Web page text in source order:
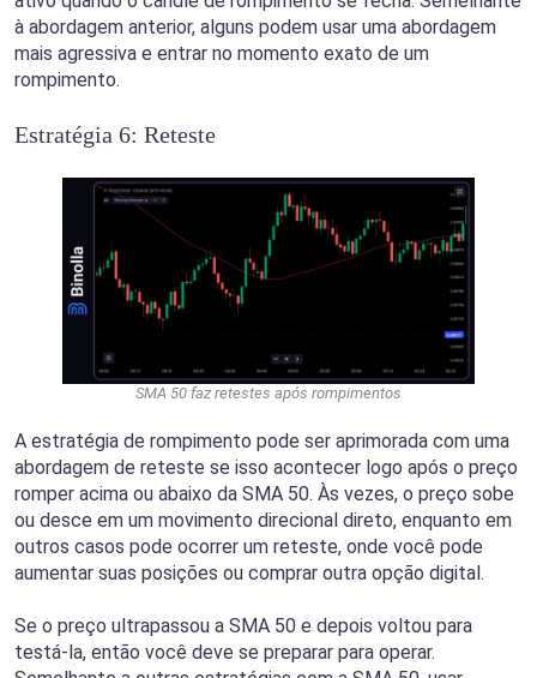
à abordagem anterior, alguns podem usar uma abordagem
mais agressiva e entrar no momento exato de um
rompimento.
Estratégia 6: Reteste
SMA 50 faz retestes após rompimentos
A estratégia de rompimento pode ser aprimorada com uma
abordagem de reteste se isso acontecer logo após o preço
romper acima ou abaixo da SMA 50. Às vezes, o preço sobe
ou desce em um movimento direcional direto, enquanto em
outros casos pode ocorrer um reteste, onde você pode
aumentar suas posições ou comprar outra opção digital.
Se o preço ultrapassou a SMA 50 e depois voltou para
testá-la, então você deve se preparar para operar.